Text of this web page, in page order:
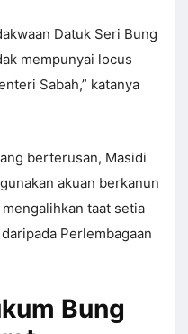
Datuk Seri Bung
mempunyai locus
Sabah,” katanya
berterusan, Masidi
akuan berkanun
taat setia
Perlembagaan
Bung